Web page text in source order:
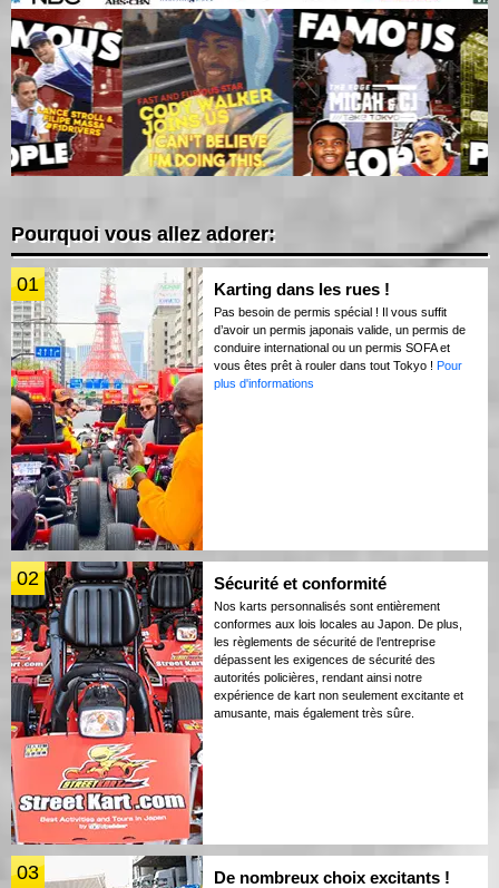
Pourquoi vous allez adorer:
01 Karting dans les rues !
Pas besoin de permis spécial ! Il vous suffit
d’avoir un permis japonais valide, un permis de
conduire international ou un permis SOFA et
vous êtes prêt à rouler dans tout Tokyo ! Pour
plus d'informations
02 Sécurité et conformité
Nos karts personnalisés sont entièrement
conformes aux lois locales au Japon. De plus,
les règlements de sécurité de l’entreprise
dépassent les exigences de sécurité des
autorités policières, rendant ainsi notre
expérience de kart non seulement excitante et
amusante, mais également très sûre.
03 De nombreux choix excitants !